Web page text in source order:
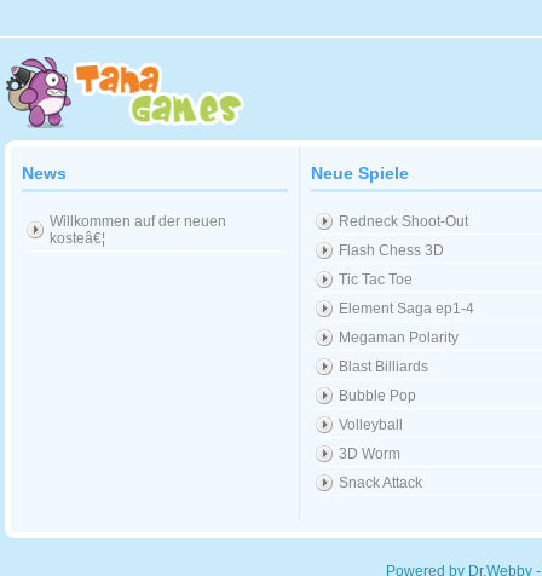
News
Willkommen auf der neuen
kosteâ€¦
Neue Spiele
Redneck Shoot-Out
Flash Chess 3D
Tic Tac Toe
Element Saga ep1-4
Megaman Polarity
Blast Billiards
Bubble Pop
Volleyball
3D Worm
Snack Attack
Powered by Dr.Webby